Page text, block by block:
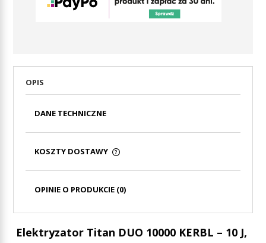
OPIS
DANE TECHNICZNE
KOSZTY DOSTAWY
PŁATNOŚCI
OPINIE O PRODUKCIE (0)
Elektryzator Titan DUO 10000 KERBL – 10 J,